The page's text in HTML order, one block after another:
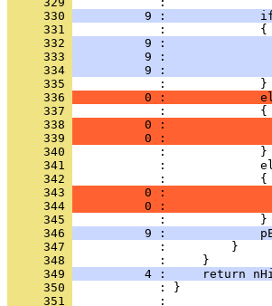
     330
9 :
     331
     332
9 :
     333
9 :
     334
9 :
     335
     336
0 :
     337
     338
0 :
     339
0 :
     340
     341
     342
     343
0 :
     344
0 :
     345
     346
9 :
     347
     348
     349
4 :     return
     350
     351